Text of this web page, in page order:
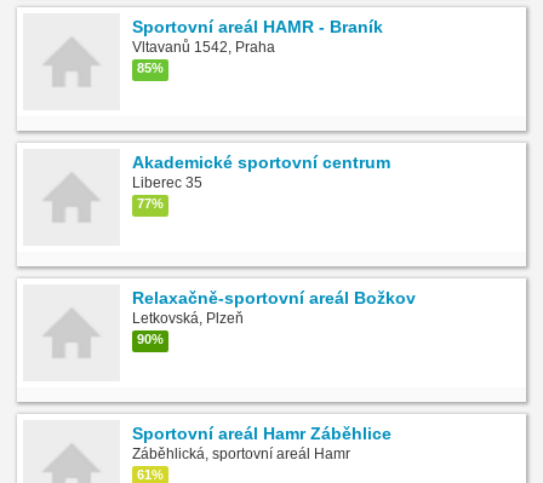
Sportovní areál HAMR - Braník
Vltavanů 1542, Praha
85%
Akademické sportovní centrum
Liberec 35
77%
Relaxačně-sportovní areál Božkov
Letkovská, Plzeň
90%
Sportovní areál Hamr Záběhlice
Záběhlická, sportovní areál Hamr
61%